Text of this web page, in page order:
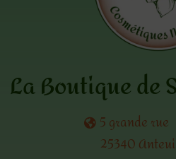
La Boutique de
5 grande rue
25340